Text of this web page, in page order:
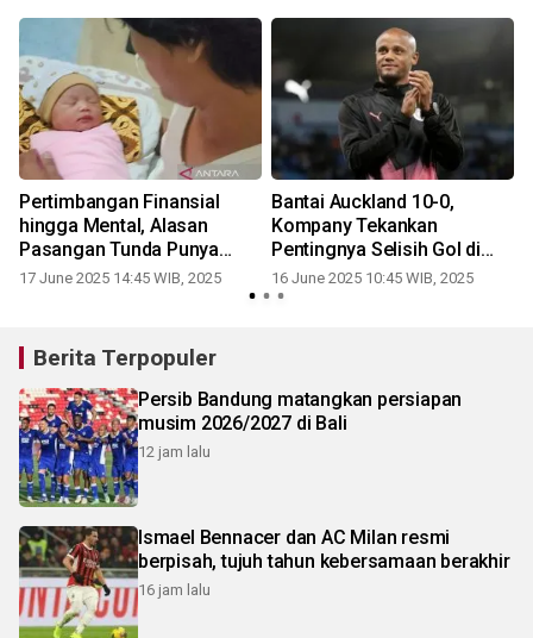
Pertimbangan Finansial
hingga Mental, Alasan
Pasangan Tunda Punya
Anak
17 June 2025 14:45 WIB, 2025
Bantai Auckland 10-0,
Kompany Tekankan
Pentingnya Selisih Gol di
Grup Berat
16 June 2025 10:45 WIB, 2025
Berita Terpopuler
Persib Bandung matangkan persiapan
musim 2026/2027 di Bali
12 jam lalu
Ismael Bennacer dan AC Milan resmi
berpisah, tujuh tahun kebersamaan berakhir
16 jam lalu